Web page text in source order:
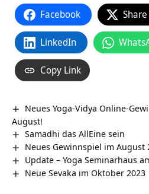
Facebook
LinkedIn
Copy Link
Neues Yoga-Vidya Online-
August!
Samadhi das AllEine sein
Neues Gewinnspiel im August
Update – Yoga Seminarhaus
Neue Sevaka im Oktober 2023